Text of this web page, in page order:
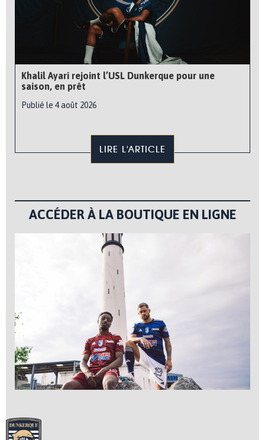
Khalil Ayari rejoint l’USL Dunkerque pour une
saison, en prêt
Publié le 4 août 2026
LIRE L'ARTICLE
ACCÉDER À LA BOUTIQUE EN LIGNE